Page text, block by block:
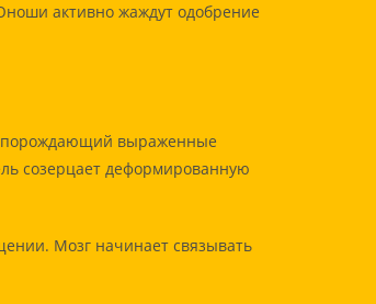
активно жаждут одобрение
порождающий выраженные
созерцает деформированную
Мозг начинает связывать